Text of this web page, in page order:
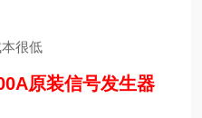
很低
原装信号发生器